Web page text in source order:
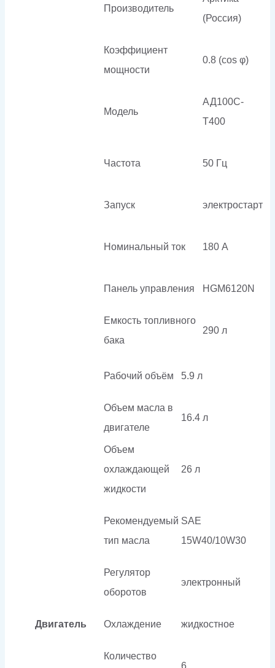
Производитель
(Россия)
Коэффициент
мощности
0.8 (cos φ)
Модель
АД100С-
Т400
Частота 50 Гц
Запуск электростарт
Номинальный ток 180 А
Панель управления HGM6120N
Емкость топливного
бака
290 л
Двигатель
Рабочий объём 5.9 л
Объем масла в
двигателе
16.4 л
Объем
охлаждающей
жидкости
26 л
Рекомендуемый
тип масла
SAE
15W40/10W30
Регулятор
оборотов
электронный
Охлаждение жидкостное
Количество
6